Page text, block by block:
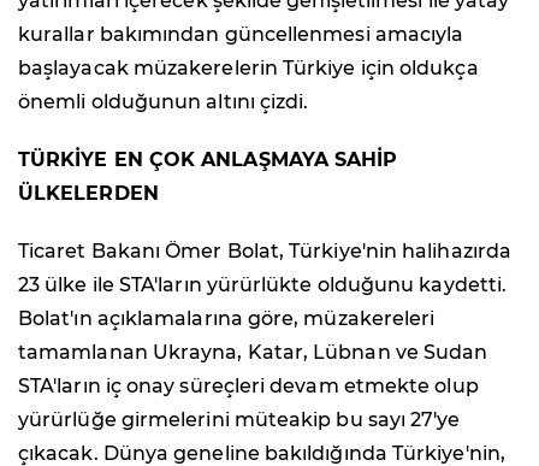
kurallar bakımından güncellenmesi amacıyla
başlayacak müzakerelerin Türkiye için oldukça
önemli olduğunun altını çizdi.
TÜRKİYE EN ÇOK ANLAŞMAYA SAHİP
ÜLKELERDEN
Ticaret Bakanı Ömer Bolat, Türkiye'nin halihazırda
23 ülke ile STA'ların yürürlükte olduğunu kaydetti.
Bolat'ın açıklamalarına göre, müzakereleri
tamamlanan Ukrayna, Katar, Lübnan ve Sudan
STA'ların iç onay süreçleri devam etmekte olup
yürürlüğe girmelerini müteakip bu sayı 27'ye
çıkacak. Dünya geneline bakıldığında Türkiye'nin,